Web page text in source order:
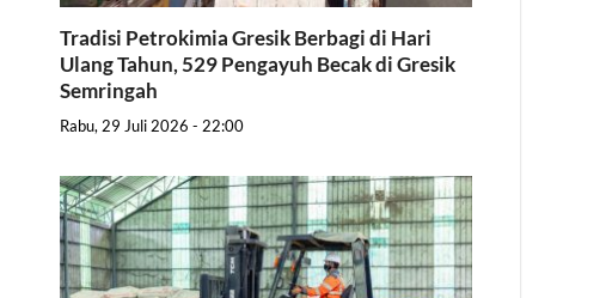
Tradisi Petrokimia Gresik Berbagi di Hari
Ulang Tahun, 529 Pengayuh Becak di Gresik
Semringah
Rabu, 29 Juli 2026 - 22:00